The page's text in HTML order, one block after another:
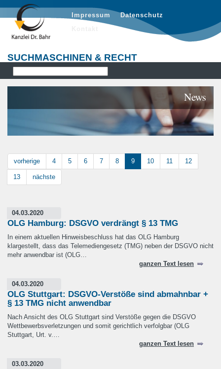
Impressum
Datenschutz
SUCHMASCHINEN & RECHT
News
vorherige 4 5 6 7 8 9 10 11 12
13 nächste
04.03.2020
OLG Hamburg: DSGVO verdrängt § 13 TMG
In einem aktuellen Hinweisbeschluss hat das OLG Hamburg
klargestellt, dass das Telemediengesetz (TMG) neben der DSGVO nicht
mehr anwendbar ist (OLG…
ganzen Text lesen
04.03.2020
OLG Stuttgart: DSGVO-Verstöße sind abmahnbar +
§ 13 TMG nicht anwendbar
Nach Ansicht des OLG Stuttgart sind Verstöße gegen die DSGVO
Wettbewerbsverletzungen und somit gerichtlich verfolgbar (OLG
Stuttgart, Urt. v.…
ganzen Text lesen
03.03.2020